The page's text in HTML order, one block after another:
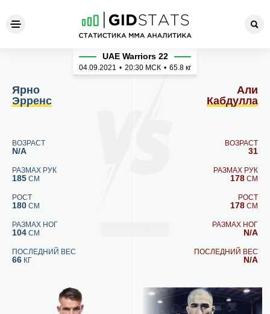
Ярно Эрренс - Али
Ярно
Эрренс
ВОЗРАСТ
N/A
РАЗМАХ РУК
185 СМ
РОСТ
180 СМ
РАЗМАХ НОГ
104 СМ
ПОСЛЕДНИЙ ВЕС
66 КГ
UAE Warriors 22
04.09.2021 • 20:30 МСК • 65.8 кг
Али
Кабдулла
ВОЗРАСТ
31
РАЗМАХ РУК
178 СМ
РОСТ
178 СМ
РАЗМАХ НОГ
N/A
ПОСЛЕДНИЙ ВЕС
N/A